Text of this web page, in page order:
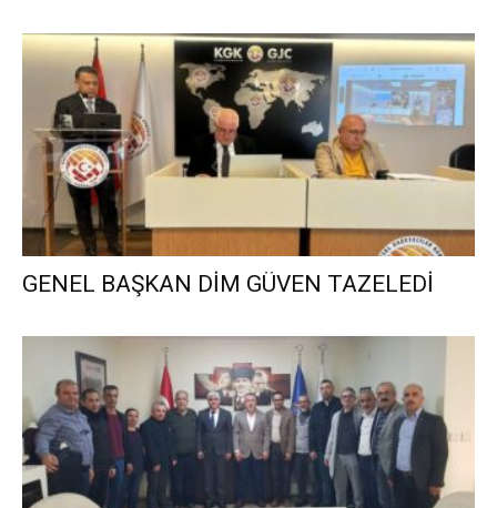
GENEL BAŞKAN DİM GÜVEN TAZELEDİ